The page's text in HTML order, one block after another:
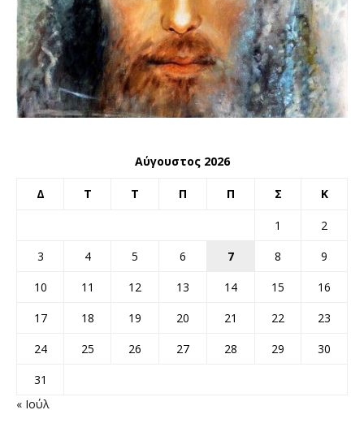
Αύγουστος 2026
Δ Τ Τ Π Π Σ Κ
1
2
3
4 5 6 7 8
9
10
11 12 13 14 15
16
17
18 19 20 21 22
23
24
25 26 27 28 29
30
31
« Ιούλ